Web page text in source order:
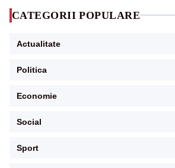
CATEGORII POPULARE
Actualitate
Politica
Economie
Social
Sport